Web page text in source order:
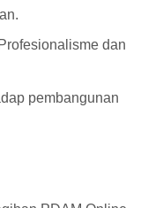
dan
pembangunan